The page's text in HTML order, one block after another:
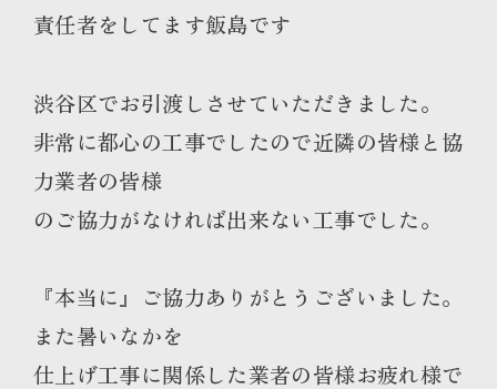
責任者をしてます飯島です
渋谷区でお引渡しさせていただきました。
非常に都心の工事でしたので近隣の皆様と協
力業者の皆様
のご協力がなければ出来ない工事でした。
『本当に』ご協力ありがとうございました。
また暑いなかを
仕上げ工事に関係した業者の皆様お疲れ様で